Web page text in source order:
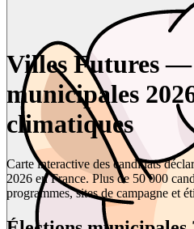
Villes Futures
municipales
climatiques
Carte interactive des candidats
2026 en France. Plus de 50 000
programmes, sites de campagne et